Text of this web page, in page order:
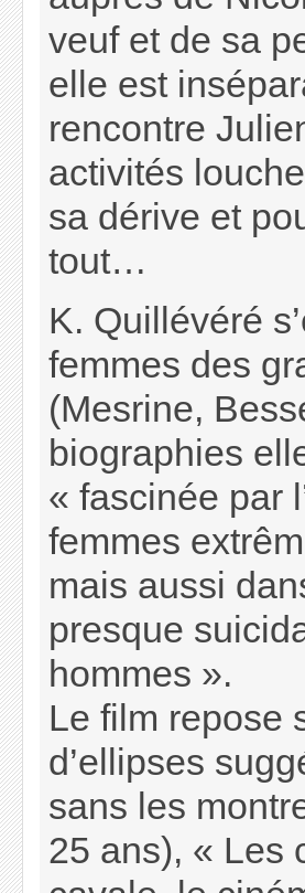
veuf et de sa
elle est
rencontre
activités
sa dérive et
tout…
K. Quillévéré
femmes des
(Mesrine,
biographies
« fascinée par
femmes
mais aussi
presque
hommes ».
Le film repose
d’ellipses
sans les
25 ans), « Les